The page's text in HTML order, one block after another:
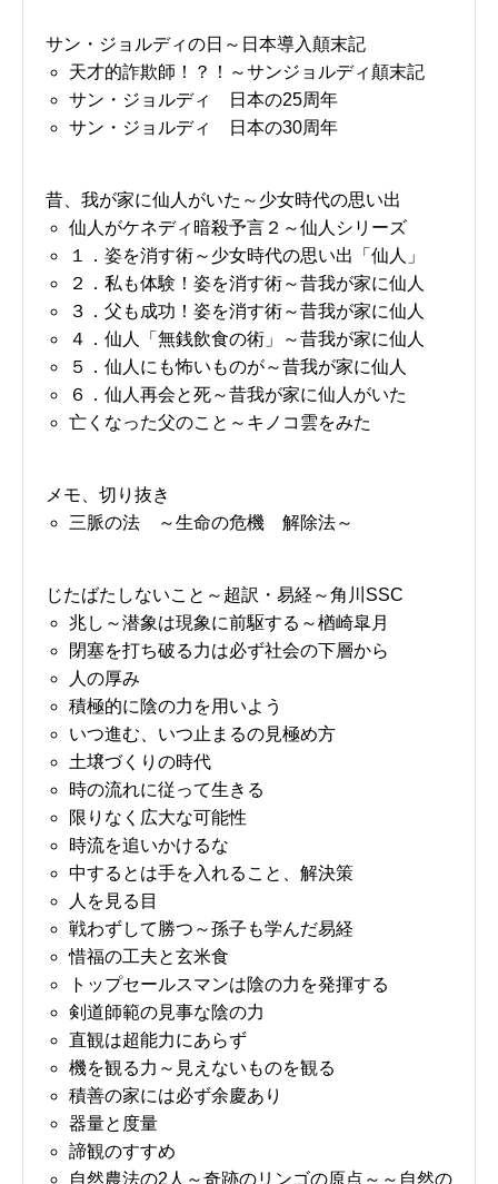
サン・ジョルディの日～日本導入顛末記
天才的詐欺師！？！～サンジョルディ顛末記
サン・ジョルディ 日本の25周年
サン・ジョルディ 日本の30周年
昔、我が家に仙人がいた～少女時代の思い出
仙人がケネディ暗殺予言２～仙人シリーズ
１．姿を消す術～少女時代の思い出「仙人」
２．私も体験！姿を消す術～昔我が家に仙人
３．父も成功！姿を消す術～昔我が家に仙人
４．仙人「無銭飲食の術」～昔我が家に仙人
５．仙人にも怖いものが～昔我が家に仙人
６．仙人再会と死～昔我が家に仙人がいた
亡くなった父のこと～キノコ雲をみた
メモ、切り抜き
三脈の法 ～生命の危機 解除法～
じたばたしないこと～超訳・易経～角川SSC
兆し～潜象は現象に前駆する～楢崎皐月
閉塞を打ち破る力は必ず社会の下層から
人の厚み
積極的に陰の力を用いよう
いつ進む、いつ止まるの見極め方
土壌づくりの時代
時の流れに従って生きる
限りなく広大な可能性
時流を追いかけるな
中するとは手を入れること、解決策
人を見る目
戦わずして勝つ～孫子も学んだ易経
惜福の工夫と玄米食
トップセールスマンは陰の力を発揮する
剣道師範の見事な陰の力
直観は超能力にあらず
機を観る力～見えないものを観る
積善の家には必ず余慶あり
器量と度量
諦観のすすめ
自然農法の2人～奇跡のリンゴの原点～～自然の